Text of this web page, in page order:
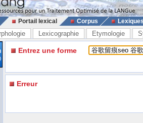
Portail lexical Corpus
Lexicographie Etymologie
Entrez une forme
Erreur